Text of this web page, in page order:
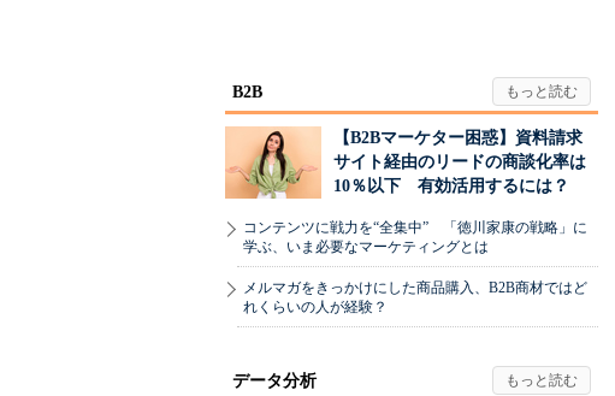
B2B
【B2Bマーケター困惑】資料請求
サイト経由のリードの商談化率は
10％以下 有効活用するには？
コンテンツに戦力を“全集中” 「徳川家康の戦略」に
学ぶ、いま必要なマーケティングとは
メルマガをきっかけにした商品購入、B2B商材ではど
れくらいの人が経験？
データ分析